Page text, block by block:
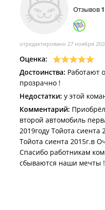
Отзывов 1
отредактировано 27 ноября
Оценка:
Достоинства: Работают
прозрачно !
Недостатки: у этой
Комментарий:
второй автомобиль
2019году Тойота сиента
Тойота сиента 2015г.в
Спасибо работникам
сбываются наши мечты